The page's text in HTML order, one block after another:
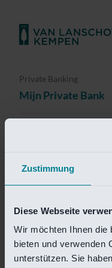
Zustimmung
Diese Webseite
Wir möchten Ihnen die
bieten und verwenden
unterstützen. Sie
Private Banking
Mijn Private Bank
Helaas is